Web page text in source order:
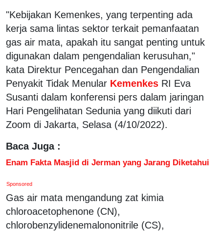
"Kebijakan Kemenkes, yang terpenting ada
kerja sama lintas sektor terkait pemanfaatan
gas air mata, apakah itu sangat penting untuk
digunakan dalam pengendalian kerusuhan,"
kata Direktur Pencegahan dan Pengendalian
Penyakit Tidak Menular Kemenkes RI Eva
Susanti dalam konferensi pers dalam jaringan
Hari Pengelihatan Sedunia yang diikuti dari
Zoom di Jakarta, Selasa (4/10/2022).
Baca Juga :
Enam Fakta Masjid di Jerman yang Jarang Diketahui
Sponsored
Gas air mata mengandung zat kimia
chloroacetophenone (CN),
chlorobenzylidenemalononitrile (CS),